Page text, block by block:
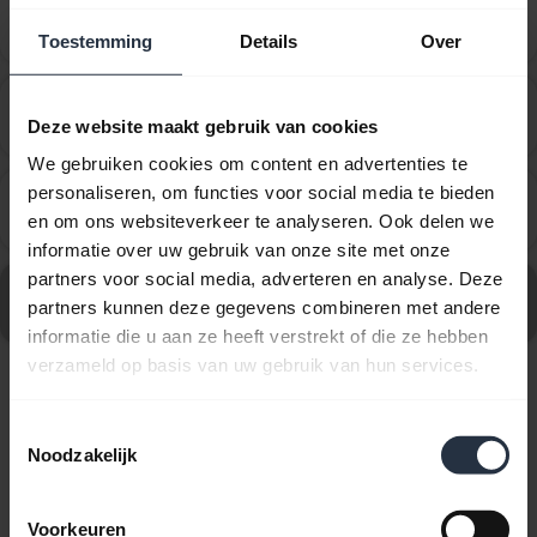
Toestemming Details Over
Deze website maakt gebruik van cookies
We gebruiken cookies om content en advertenties te
personaliseren, om functies voor social media te bieden
en om ons websiteverkeer te analyseren. Ook delen we
informatie over uw gebruik van onze site met onze
partners voor social media, adverteren en analyse. Deze
partners kunnen deze gegevens combineren met andere
informatie die u aan ze heeft verstrekt of die ze hebben
verzameld op basis van uw gebruik van hun services.
Noodzakelijk
Voorkeuren
Cisco IP Communicator voor Windows?
audioapparaat op mijn Windows-computer?
Hoe stel ik mijn Jabra-product in om naar muziek te
luisteren vanaf de computer?
Ga naar alle veelgestelde vragen voor Jabra Engage 50
II - (50 II Link) USB-C/A, UC Stereo